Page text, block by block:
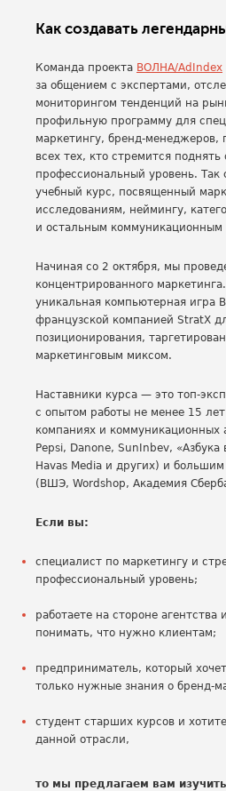
Как создавать
Команда проекта ВОЛНА/AdIndex
за общением с экспертами,
мониторингом тенденций на
профильную программу для
маркетингу, бренд-менеджеров,
всех тех, кто стремится поднять
профессиональный уровень. Так
учебный курс, посвященный
исследованиям, неймингу,
и остальным коммуникационным
Начиная со 2 октября, мы
концентрированного
уникальная компьютерная игра
французской компанией StratX
позиционирования,
маркетинговым миксом.
Наставники курса — это топ-
с опытом работы не менее 15
компаниях и коммуникационных
Pepsi, Danone, SunInbev, «Азбука
Havas Media и других) и
(ВШЭ, Wordshop, Академия
Если вы:
специалист по маркетингу и
профессиональный уровень;
работаете на стороне агентства
понимать, что нужно клиентам;
предприниматель, который
только нужные знания о бренд-
студент старших курсов и
данной отрасли,
то мы предлагаем вам